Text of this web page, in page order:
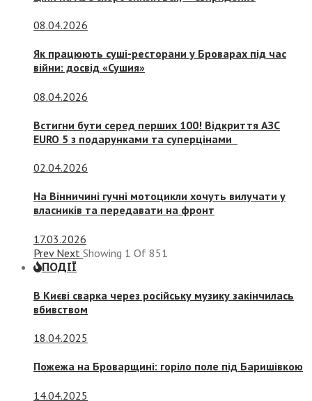
08.04.2026
Як працюють суші-ресторани у Броварах під час
війни: досвід «Сушия»
08.04.2026
Встигни бути серед перших 100! Відкриття АЗС
EURO 5 з подарунками та суперцінами
02.04.2026
На Вінничині гучні мотоцикли хочуть вилучати у
власників та передавати на фронт
17.03.2026
Prev Next Showing 1 Of 851
ПОДІЇ
В Києві сварка через російську музику закінчилась
вбивством
18.04.2025
Пожежа на Броварщині: горіло поле під Баришівкою
14.04.2025